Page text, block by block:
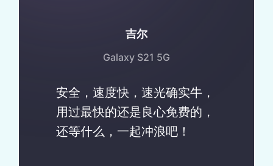
吉尔
Galaxy S21 5G
安全，速度快，速光确实牛，
用过最快的还是良心免费的，
还等什么，一起冲浪吧！